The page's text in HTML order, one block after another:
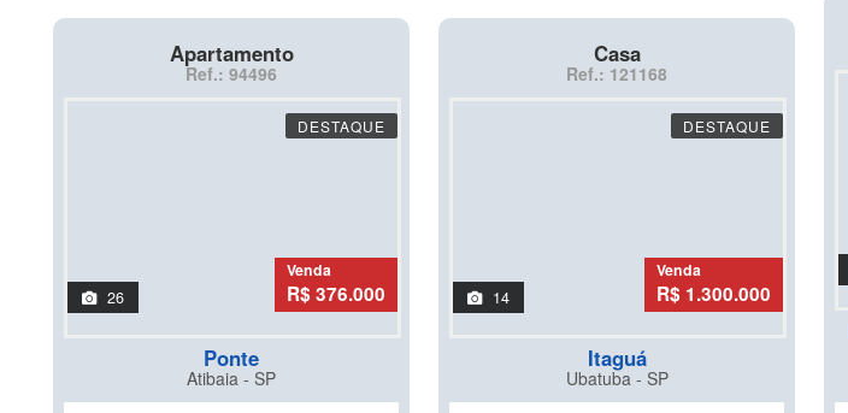
Apartamento
Ref.: 94496
DESTAQUE
26
Venda
R$ 376.000
Ponte
Atibaia - SP
Casa
Ref.: 121168
DESTAQUE
14
Venda
R$ 1.300.000
Itaguá
Ubatuba - SP